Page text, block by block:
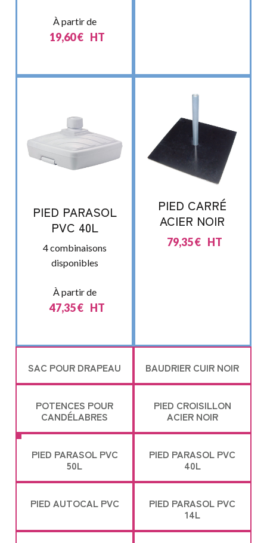
À partir de
19,60€ HT
PIED PARASOL
PVC 40L
4 combinaisons
disponibles
À partir de
47,35€ HT
PIED CARRÉ
ACIER NOIR
79,35€ HT
SAC POUR DRAPEAU BAUDRIER CUIR NOIR
POTENCES POUR
CANDÉLABRES
PIED CROISILLON
ACIER NOIR
PIED PARASOL PVC
50L
PIED PARASOL PVC
40L
PIED AUTOCAL PVC PIED PARASOL PVC
14L